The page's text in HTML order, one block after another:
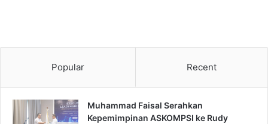
Popular Recent
Muhammad Faisal Serahkan
Kepemimpinan ASKOMPSI ke Rudy